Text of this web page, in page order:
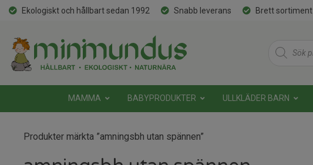
Ekologiskt och hållbart sedan 1992 Snabb leverans Brett sortiment
Products
search
MAMMA BABYPRODUKTER ULLKLÄDER BARN
Produkter märkta ”amningsbh utan spännen”